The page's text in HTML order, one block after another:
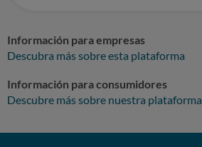
Información para empresas
Descubra más sobre esta plataforma
Información para consumidores
Descubre más sobre nuestra plataforma